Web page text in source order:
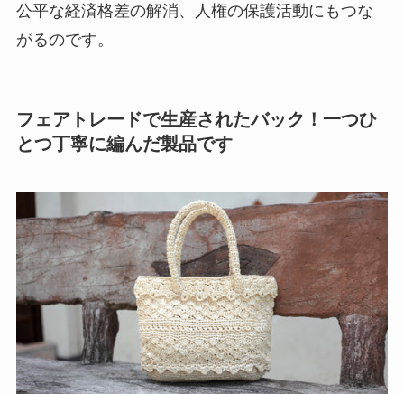
公平な経済格差の解消、人権の保護活動にもつな
がるのです。
フェアトレードで生産されたバック！一つひ
とつ丁寧に編んだ製品です